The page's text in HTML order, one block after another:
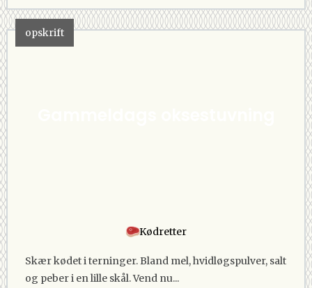
opskrift
Kødretter
Skær kødet i terninger. Bland mel, hvidløgspulver, salt
og peber i en lille skål. Vend nu...